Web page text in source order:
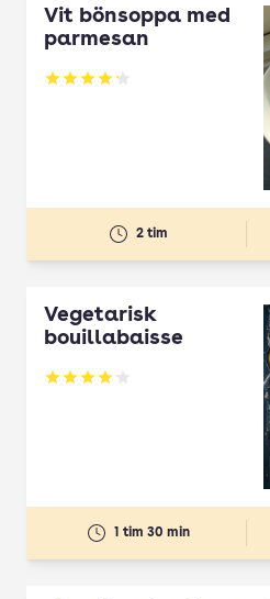
Vit bönsoppa med
parmesan
Betyg: 4.2 av 5
2 tim
Vegetarisk
bouillabaisse
Betyg: 4.12 av 5
1 tim 30 min